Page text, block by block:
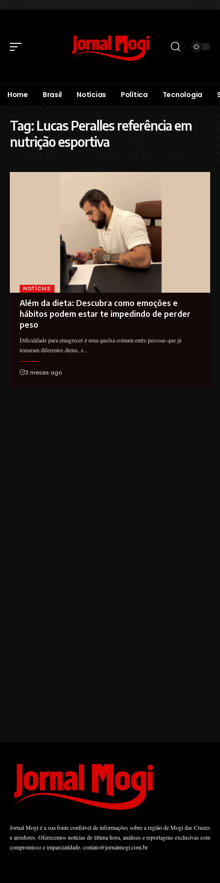
Home Brasil Notícias Política Tecnologia
Tag: Lucas Peralles referência em
nutrição esportiva
NOTÍCIAS
Além da dieta: Descubra como emoções e
hábitos podem estar te impedindo de perder
peso
Dificuldade para emagrecer é uma queixa comum entre pessoas que já
tentaram diferentes dietas, e…
3 meses ago
Jornal Mogi é a sua fonte confiável de informações sobre a região de Mogi das Cruzes
e arredores. Oferecemos notícias de última hora, análises e reportagens exclusivas com
compromisso e imparcialidade. contato@jornalmogi.com.br